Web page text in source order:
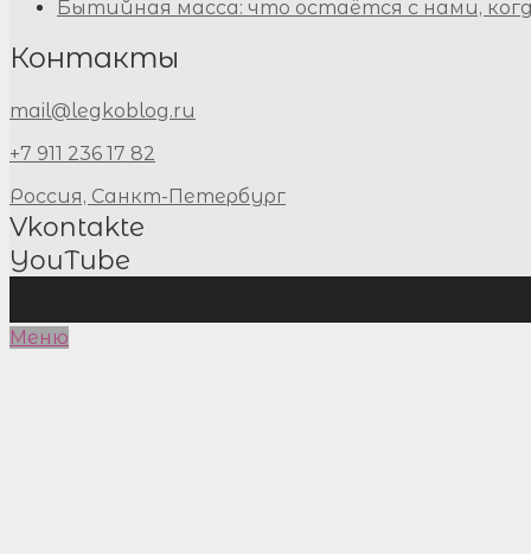
Бытийная масса: что остаётся с нами,
Контакты
mail@legkoblog.ru
+7 911 236 17 82
Россия, Санкт-Петербург
Vkontakte
YouTube
Меню